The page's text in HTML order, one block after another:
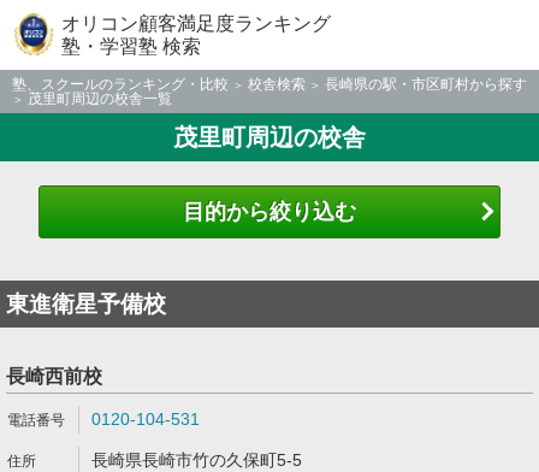
オリコン顧客満足度ランキング
塾・学習塾 検索
塾、スクールのランキング・比較 校舎検索
長崎県の駅・市区町村から探す
茂里町周辺の校舎一覧
茂里町周辺の校舎
目的から絞り込む
東進衛星予備校
長崎西前校
0120-104-531
長崎県長崎市竹の久保町5-5